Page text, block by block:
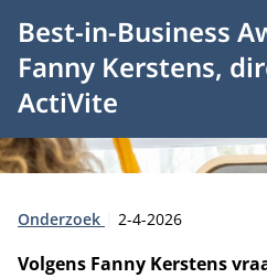
Best-in-Business
Fanny Kerstens,
ActiVite
Type:
Onderzoek Publicatiedatum:
2-4-2026
Volgens Fanny Kerstens